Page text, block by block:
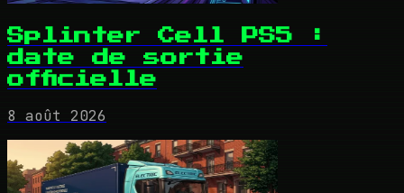
Splinter Cell PS5 :
date de sortie
officielle
8 août 2026